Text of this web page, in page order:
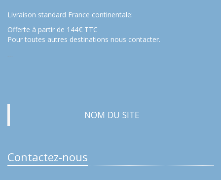
Livraison standard France continentale:
Offerte à partir de 144€ TTC
Pour toutes autres destinations nous contacter.
…
NOM DU SITE
Contactez-nous